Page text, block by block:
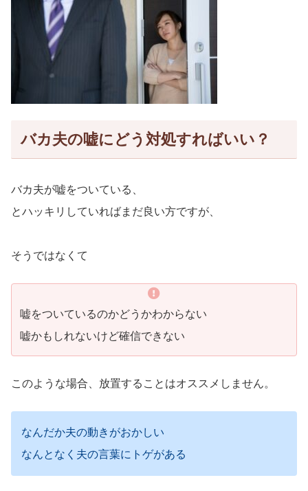
バカ夫の嘘にどう対処すればいい？
バカ夫が嘘をついている、
とハッキリしていればまだ良い方ですが、
そうではなくて
嘘をついているのかどうかわからない
嘘かもしれないけど確信できない
このような場合、放置することはオススメしません。
なんだか夫の動きがおかしい
なんとなく夫の言葉にトゲがある